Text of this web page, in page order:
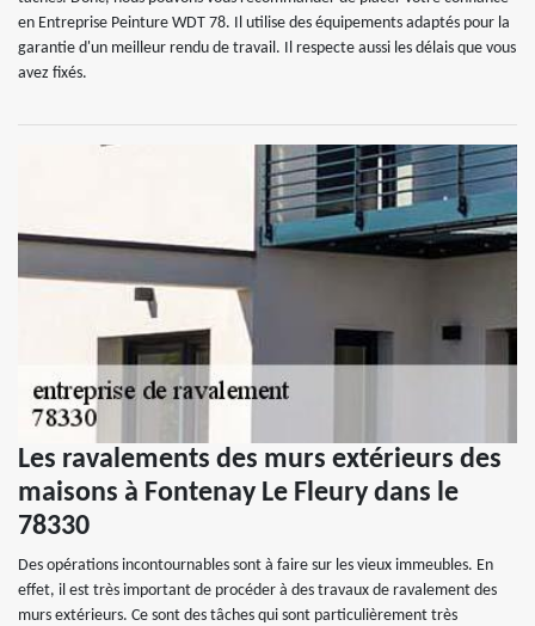
en Entreprise Peinture WDT 78. Il utilise des équipements adaptés pour la
garantie d'un meilleur rendu de travail. Il respecte aussi les délais que vous
avez fixés.
Les ravalements des murs extérieurs des
maisons à Fontenay Le Fleury dans le
78330
Des opérations incontournables sont à faire sur les vieux immeubles. En
effet, il est très important de procéder à des travaux de ravalement des
murs extérieurs. Ce sont des tâches qui sont particulièrement très